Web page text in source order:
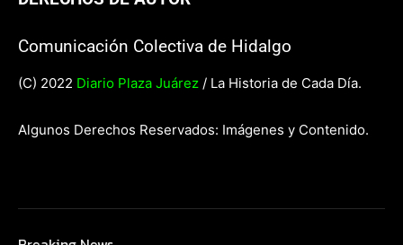
Comunicación Colectiva de Hidalgo
(C) 2022 Diario Plaza Juárez / La Historia de Cada Día.
Algunos Derechos Reservados: Imágenes y Contenido.